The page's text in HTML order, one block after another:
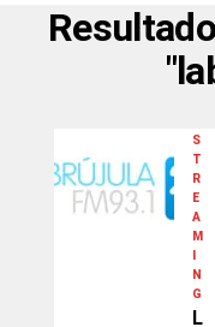
S
T
R
E
A
M
N
G
L